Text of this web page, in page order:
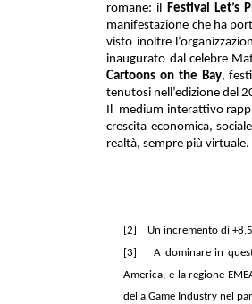
romane: il Festival Let’s
manifestazione che ha
visto inoltre
inaugurato dal celebre
Cartoons on the Bay,
tenutosi nell’edizione del
Il medium interattivo
crescita economica,
realtà, sempre più virtuale.
[2] Un incremento di
[3]
A dominare in
America, e la regione
della Game Industry nel